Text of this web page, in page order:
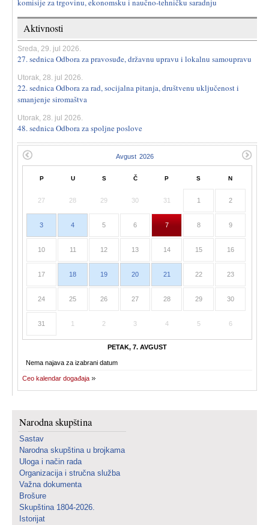
komisije za trgovinu, ekonomsku i naučno-tehničku saradnju
Aktivnosti
Sreda, 29. jul 2026.
27. sednica Odbora za pravosuđe, državnu upravu i lokalnu samoupravu
Utorak, 28. jul 2026.
22. sednica Odbora za rad, socijalna pitanja, društvenu uključenost i
smanjenje siromaštva
Utorak, 28. jul 2026.
48. sednica Odbora za spoljne poslove
P U S Č P S N
27 28 29 30 31 1 2
3 4 5 6 7 8 9
10 11 12 13 14 15 16
17 18 19 20 21 22 23
24 25 26 27 28 29 30
31 1 2 3 4 5 6
PETAK, 7. AVGUST
Nema najava za izabrani datum
Ceo kalendar događaja
Narodna skupština
Sastav
Narodna skupština u brojkama
Uloga i način rada
Organizacija i stručna služba
Važna dokumenta
Brošure
Skupština 1804-2026.
Istorijat